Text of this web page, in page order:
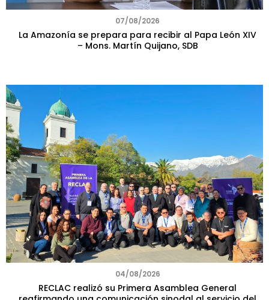
07/08/2026
La Amazonía se prepara para recibir al Papa León XIV
– Mons. Martín Quijano, SDB
04/08/2026
RECLAC realizó su Primera Asamblea General